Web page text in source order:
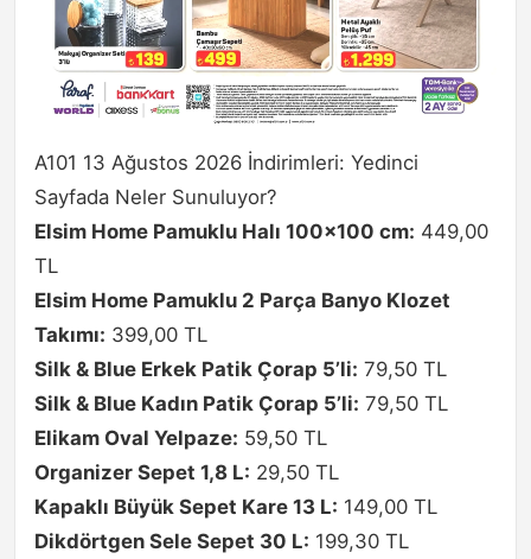
A101 13 Ağustos 2026 İndirimleri: Yedinci
Sayfada Neler Sunuluyor?
Elsim Home Pamuklu Halı 100×100 cm: 449,00
TL
Elsim Home Pamuklu 2 Parça Banyo Klozet
Takımı: 399,00 TL
Silk & Blue Erkek Patik Çorap 5’li: 79,50 TL
Silk & Blue Kadın Patik Çorap 5’li: 79,50 TL
Elikam Oval Yelpaze: 59,50 TL
Organizer Sepet 1,8 L: 29,50 TL
Kapaklı Büyük Sepet Kare 13 L: 149,00 TL
Dikdörtgen Sele Sepet 30 L: 199,30 TL